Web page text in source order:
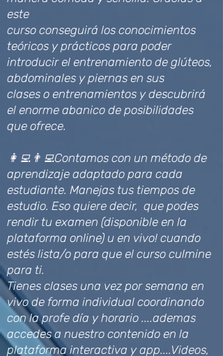
este
curso conseguirá los conocimientos
teóricos y prácticos para poder
introducir el entrenamiento de glúteos,
abdominales y piernas en sus
clases o entrenamientos y descubrirá
el enorme abanico de posibilidades
que ofrece.
👩‍💻👨‍💻Contamos con un método de
aprendizaje adaptado para cada
estudiante. Manejas tus tiempos de
estudio. Eso quiere decir, que podes
rendir tu examen (disponible en la
plataforma online) u en vivo! cuando
estés lista/o para que el curso culmine
para ti.
Tienes clases una vez por semana en
vivo de forma individual coordinando
con la profe día y horario ....ademas
accedes a nuestro contenido en la
plataforma interactiva y app....Videos,